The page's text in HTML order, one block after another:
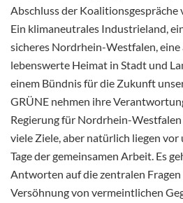
Abschluss der Koalitionsgespräche
Ein klimaneutrales Industrieland,
sicheres Nordrhein-Westfalen,
lebenswerte Heimat in Stadt und
einem Bündnis für die Zukunft
GRÜNE nehmen ihre
Regierung für Nordrhein-Westfalen
viele Ziele, aber natürlich liegen
Tage der gemeinsamen Arbeit. Es
Antworten auf die zentralen
Versöhnung von vermeintlichen